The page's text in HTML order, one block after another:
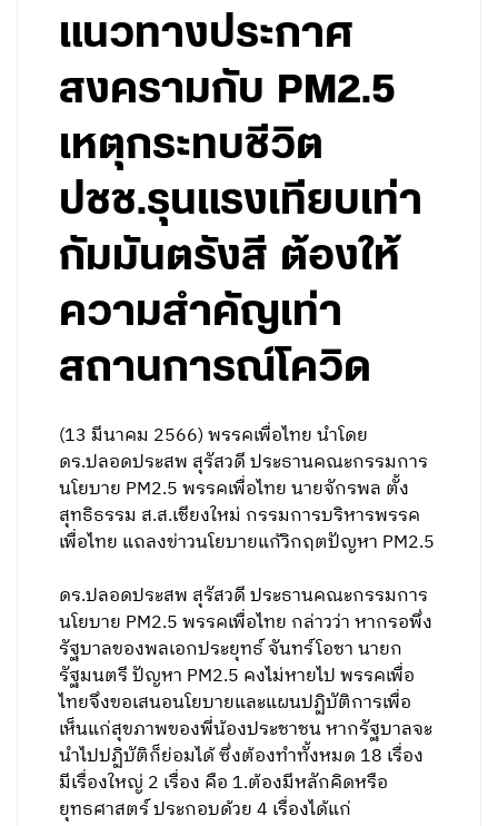
แนวทางประกาศ
สงครามกับ PM2.5
เหตุกระทบชีวิต
ปชช.รุนแรงเทียบเท่า
กัมมันตรังสี ต้องให้
ความสำคัญเท่า
สถานการณ์โควิด
(13 มีนาคม 2566) พรรคเพื่อไทย นำโดย
ดร.ปลอดประสพ สุรัสวดี ประธานคณะกรรมการ
นโยบาย PM2.5 พรรคเพื่อไทย นายจักรพล ตั้ง
สุทธิธรรม ส.ส.เชียงใหม่ กรรมการบริหารพรรค
เพื่อไทย แถลงข่าวนโยบายแก้วิกฤตปัญหา PM2.5
ดร.ปลอดประสพ สุรัสวดี ประธานคณะกรรมการ
นโยบาย PM2.5 พรรคเพื่อไทย กล่าวว่า หากรอพึ่ง
รัฐบาลของพลเอกประยุทธ์ จันทร์โอชา นายก
รัฐมนตรี ปัญหา PM2.5 คงไม่หายไป พรรคเพื่อ
ไทยจึงขอเสนอนโยบายและแผนปฏิบัติการเพื่อ
เห็นแก่สุขภาพของพี่น้องประชาชน หากรัฐบาลจะ
นำไปปฏิบัติก็ย่อมได้ ซึ่งต้องทำทั้งหมด 18 เรื่อง
มีเรื่องใหญ่ 2 เรื่อง คือ 1.ต้องมีหลักคิดหรือ
ยุทธศาสตร์ ประกอบด้วย 4 เรื่องได้แก่